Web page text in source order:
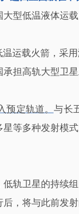
型低温液体运
运载火箭，采
担高轨大型卫
预定轨道。与长
等多种发射模
轨卫星的持续
，将与此前发